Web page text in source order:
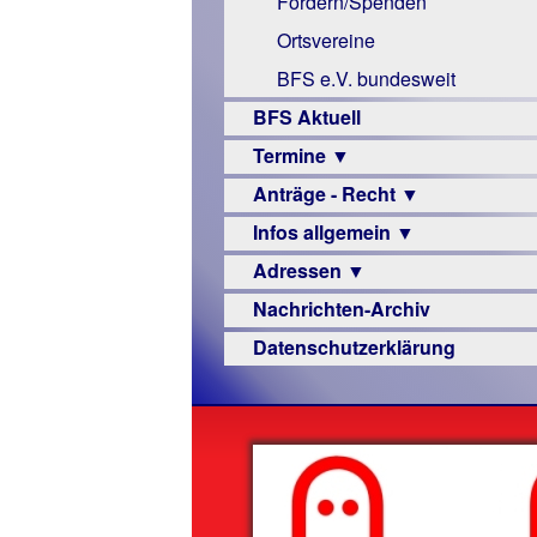
Links
Ortsvereine
BFS e.V. bundesweit
BFS Aktuell
Termine ▼
Veranstaltungsprogramme
Anträge - Recht ▼
Archiv
Urteile
Infos allgemein ▼
Sehbehinderung
Frühförderung
Schule
–
Beruf
Senioren
Hilfsmittel
Adressen ▼
Augenoptiker
Berufsbildungswerke
Hörbüchereien
Reha-
Nachrichten-Archiv
Datenschutzerklärung